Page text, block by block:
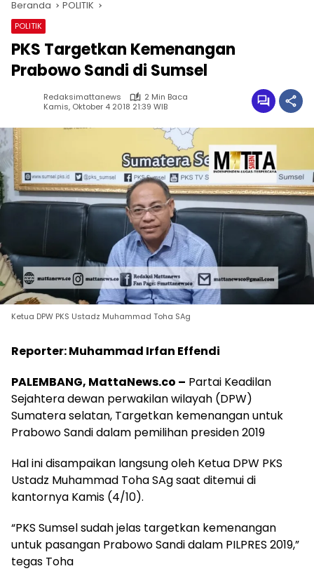
Beranda POLITIK
POLITIK
PKS Targetkan Kemenangan
Prabowo Sandi di Sumsel
Redaksimattanews
2 Min Baca
Kamis, Oktober 4 2018 21:39 WIB
Ketua DPW PKS Ustadz Muhammad Toha SAg
Reporter: Muhammad Irfan Effendi
PALEMBANG, MattaNews.co – Partai Keadilan
Sejahtera dewan perwakilan wilayah (DPW)
Sumatera selatan, Targetkan kemenangan untuk
Prabowo Sandi dalam pemilihan presiden 2019
Hal ini disampaikan langsung oleh Ketua DPW PKS
Ustadz Muhammad Toha SAg saat ditemui di
kantornya Kamis (4/10).
“PKS Sumsel sudah jelas targetkan kemenangan
untuk pasangan Prabowo Sandi dalam PILPRES 2019,”
tegas Toha